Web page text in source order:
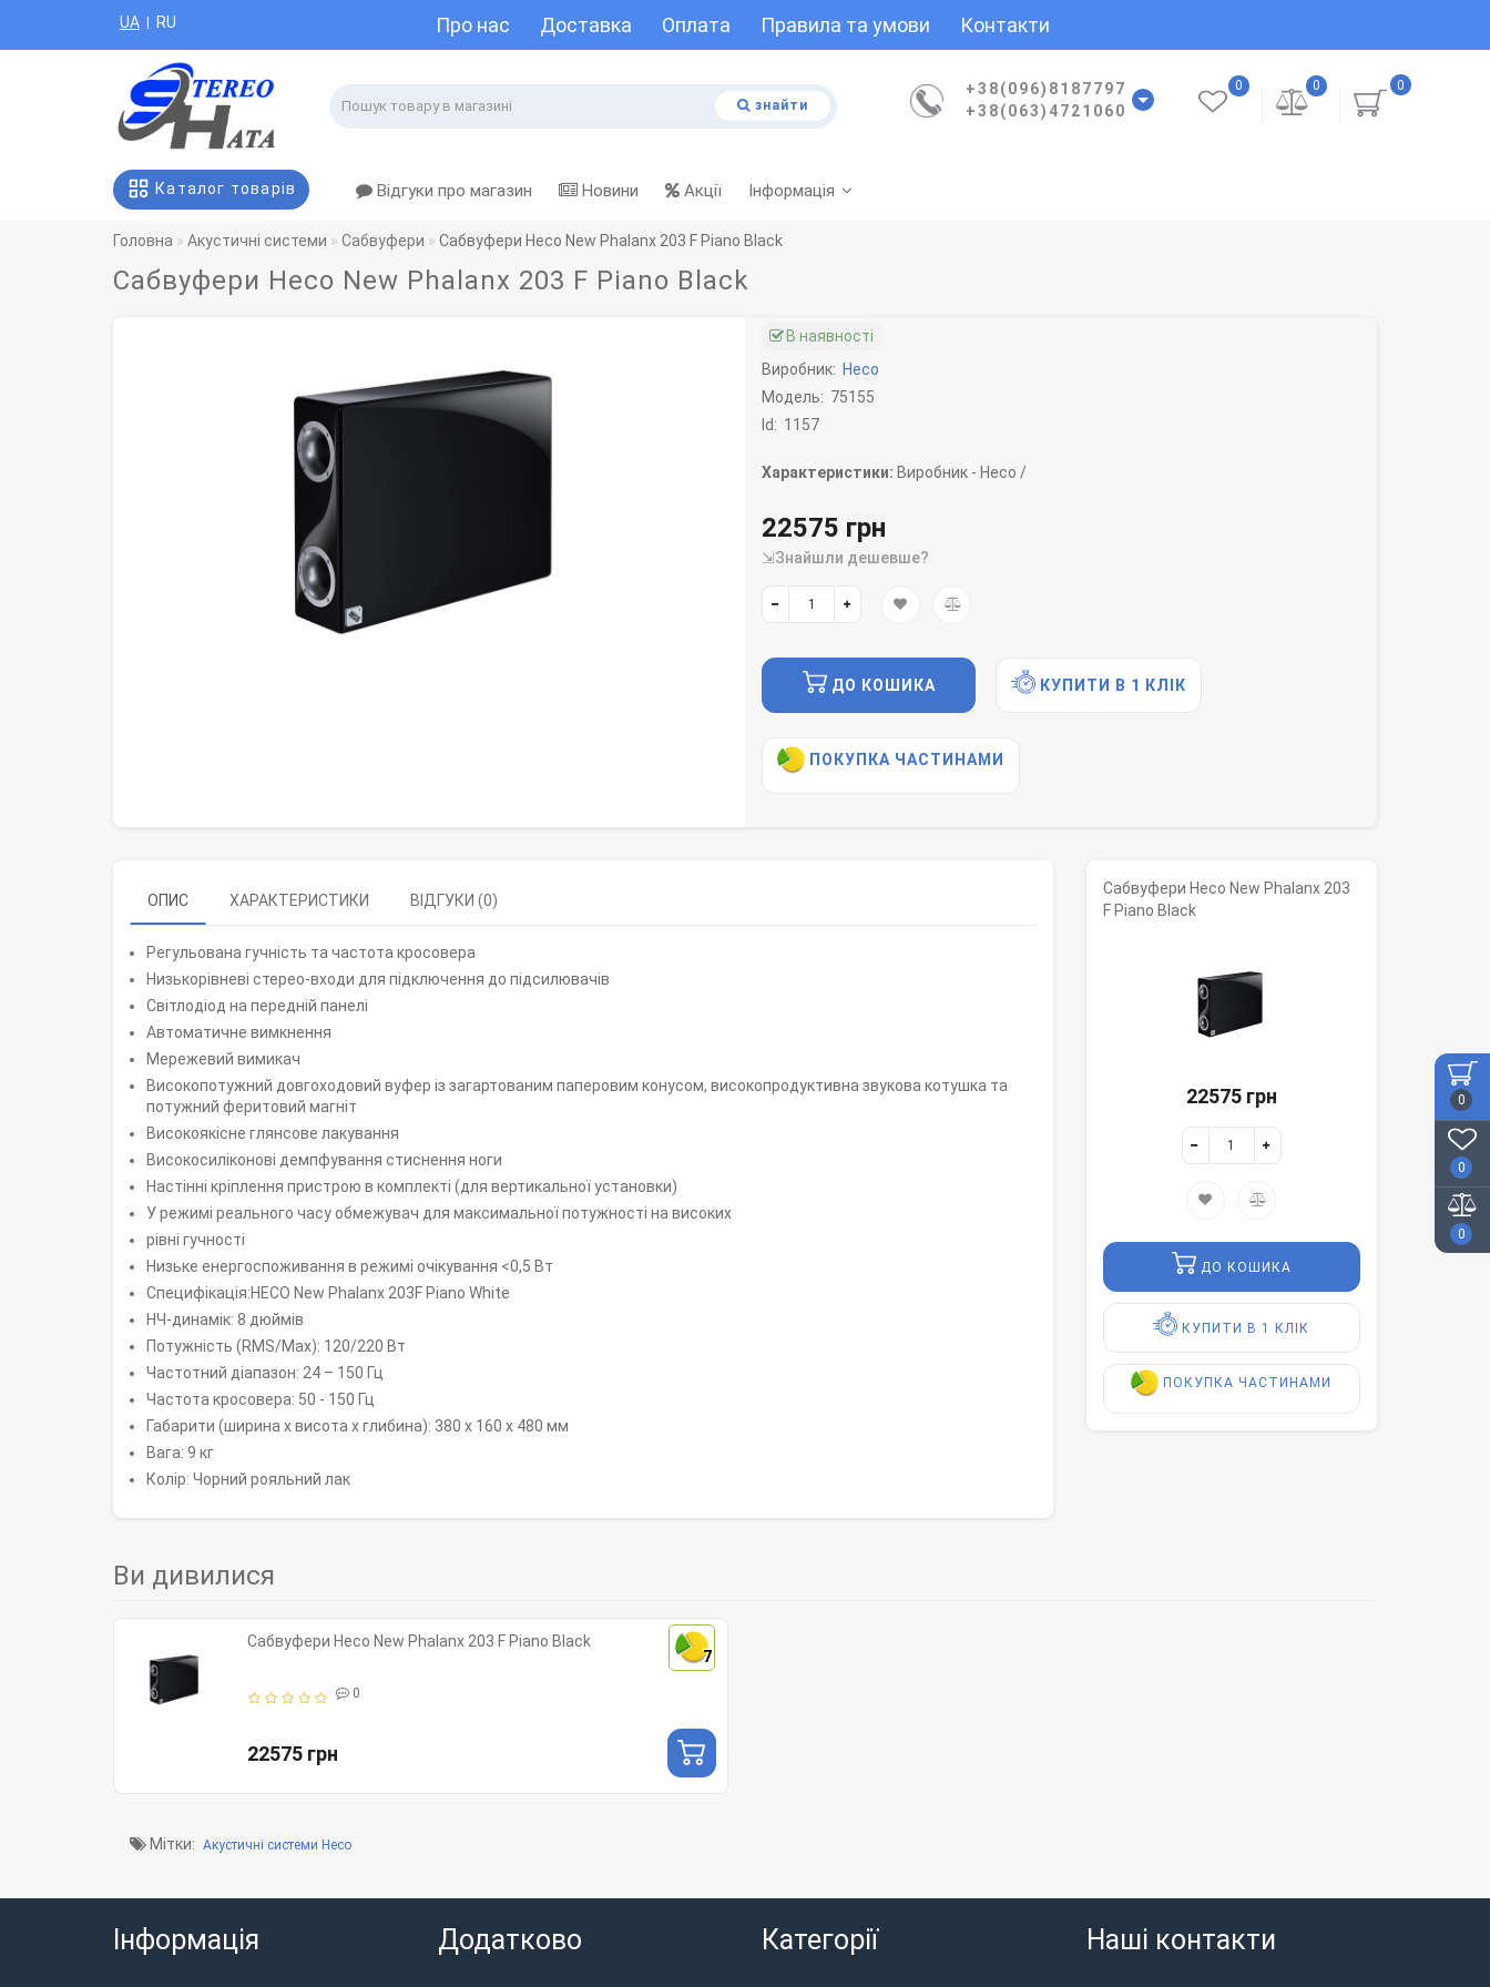
0
0
0
Про нас Доставка Оплата Правила та умови Контакти
UA | RU
знайти
+38(096)8187797
+38(063)4721060
0
0
0
Каталог товарів Відгуки про магазин Новини Акції Інформація
Головна Акустичні системи Сабвуфери Сабвуфери Heco New Phalanx 203 F Piano Black
Сабвуфери Heco New Phalanx 203 F Piano Black
В наявності
Виробник: Heco
Модель: 75155
Id: 1157
Характеристики: Виробник - Heco /
22575 грн
⇲Знайшли дешевше?
ДО КОШИКА КУПИТИ В 1 КЛІК
ПОКУПКА ЧАСТИНАМИ
ОПИС ХАРАКТЕРИСТИКИ ВІДГУКИ (0)
Регульована гучність та частота кросовера
Низькорівневі стерео-входи для підключення до підсилювачів
Світлодіод на передній панелі
Автоматичне вимкнення
Мережевий вимикач
Високопотужний довгоходовий вуфер із загартованим паперовим конусом, високопродуктивна звукова котушка та
потужний феритовий магніт
Високоякісне глянсове лакування
Високосиліконові демпфування стиснення ноги
Настінні кріплення пристрою в комплекті (для вертикальної установки)
У режимі реального часу обмежувач для максимальної потужності на високих
рівні гучності
Низьке енергоспоживання в режимі очікування <0,5 Вт
Специфікація:HECO New Phalanx 203F Piano White
НЧ-динамік: 8 дюймів
Потужність (RMS/Max): 120/220 Вт
Частотний діапазон: 24 – 150 Гц
Частота кросовера: 50 - 150 Гц
Габарити (ширина x висота x глибина): 380 x 160 x 480 мм
Вага: 9 кг
Колір: Чорний рояльний лак
Сабвуфери Heco New Phalanx 203
F Piano Black
22575 грн
ДО КОШИКА
КУПИТИ В 1 КЛІК
ПОКУПКА ЧАСТИНАМИ
Ви дивилися
7
Сабвуфери Heco New Phalanx 203 F Piano Black
0
22575 грн
Мітки: Акустичні системи Heco
Інформація Додатково Категорії Наші контакти